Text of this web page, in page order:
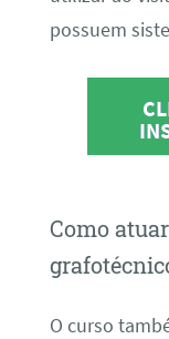
possuem
Como
O curso